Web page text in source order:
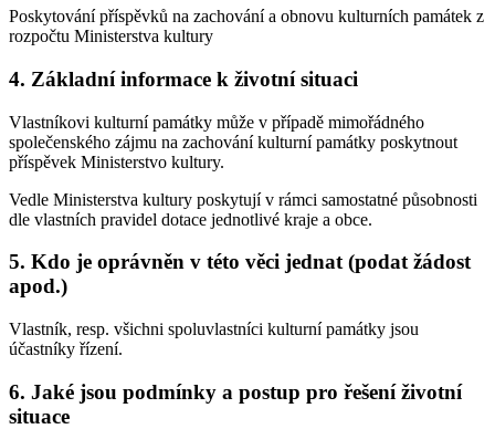
Poskytování příspěvků na zachování a obnovu kulturních památek z
rozpočtu Ministerstva kultury
4. Základní informace k životní situaci
Vlastníkovi kulturní památky může v případě mimořádného
společenského zájmu na zachování kulturní památky poskytnout
příspěvek Ministerstvo kultury.
Vedle Ministerstva kultury poskytují v rámci samostatné působnosti
dle vlastních pravidel dotace jednotlivé kraje a obce.
5. Kdo je oprávněn v této věci jednat (podat žádost
apod.)
Vlastník, resp. všichni spoluvlastníci kulturní památky jsou
účastníky řízení.
6. Jaké jsou podmínky a postup pro řešení životní
situace